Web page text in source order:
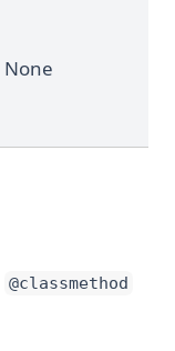
None
@classmethod